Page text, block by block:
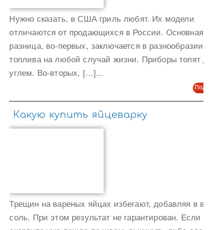
Нужно сказать, в США гриль любят. Их модели
отличаются от продающихся в России. Основная
разница, во-первых, заключается в разнообразии
топлива на любой случай жизни. Приборы топят
углем. Во-вторых, […]...
Какую купить яйцеварку
Трещин на вареных яйцах избегают, добавляя в
соль. При этом результат не гарантирован. Если